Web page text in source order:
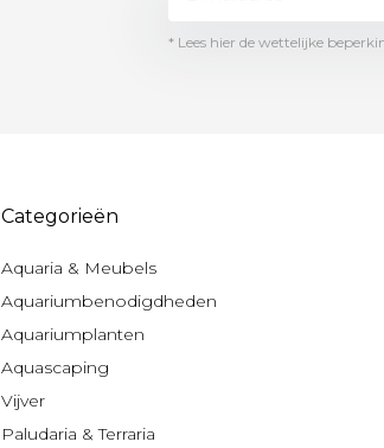
* Lees hier de wettelijke
Categorieën
Aquaria & Meubels
Aquariumbenodigdheden
Aquariumplanten
Aquascaping
Vijver
Paludaria & Terraria